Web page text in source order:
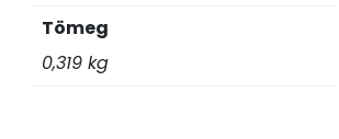
Tömeg
0,319 kg